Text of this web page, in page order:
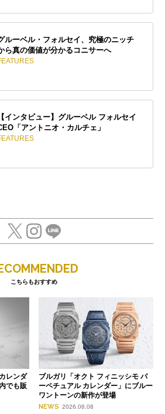
ルーベル・フォルセイ、究極のニッチ
ら真の価値が分かるコニサーへ
【インタビュー】グルーベル フォルセイ
「アントニオ・カルチェ」
こちらもおすすめ
レンダ
でも販
ブルガリ「オクト フィニッシモ パ
ーペチュアル カレンダー」にブルー
ワントーンの新作が登場
NEWS 2026.08.08